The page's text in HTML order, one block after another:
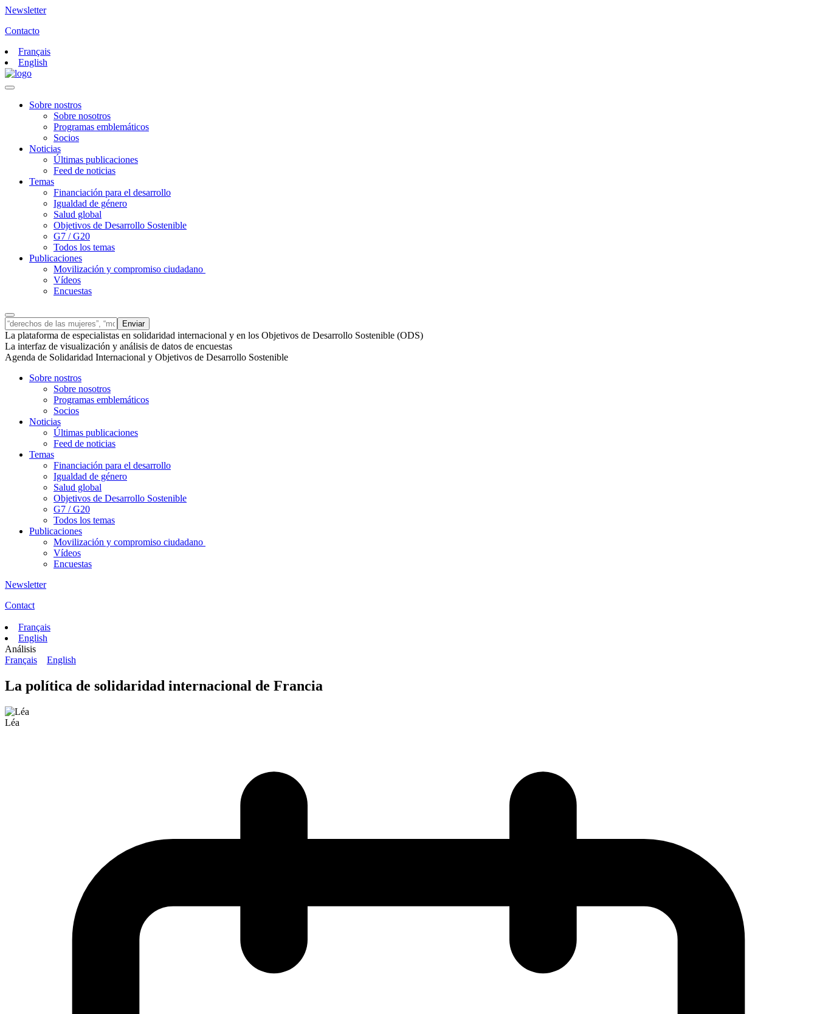
Newsletter
Contacto
Français
English
Sobre nostros
Sobre nosotros
Programas emblemáticos
Socios
Noticias
Últimas publicaciones
Feed de noticias
Temas
Financiación para el desarrollo
Igualdad de género
Salud global
Objetivos de Desarrollo Sostenible
G7 / G20
Todos los temas
Publicaciones
Movilización y compromiso ciudadano
Vídeos
Encuestas
La plataforma de especialistas en solidaridad internacional y en los Objetivos de Desarrollo Sostenible (ODS)
La interfaz de visualización y análisis de datos de encuestas
Agenda de Solidaridad Internacional y Objetivos de Desarrollo Sostenible
Sobre nostros
Sobre nosotros
Programas emblemáticos
Socios
Noticias
Últimas publicaciones
Feed de noticias
Temas
Financiación para el desarrollo
Igualdad de género
Salud global
Objetivos de Desarrollo Sostenible
G7 / G20
Todos los temas
Publicaciones
Movilización y compromiso ciudadano
Vídeos
Encuestas
Newsletter
Contact
Français
English
Análisis
Français
English
La política de solidaridad internacional de Francia
Léa